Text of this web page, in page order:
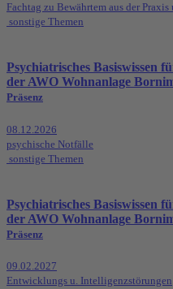
Fachtag zu Bewährtem aus der
sonstige Themen
Psychiatrisches Basiswissen
der AWO Wohnanlage
Präsenz
08.12.2026
psychische Notfälle
sonstige Themen
Psychiatrisches Basiswissen
der AWO Wohnanlage
Präsenz
09.02.2027
Entwicklungs u. Intelligenzstörungen